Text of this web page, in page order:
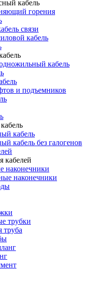
кабель
горения
связи
кабель
кабель
и подъемников
кабель
кабель без галогенов
кабелей
наконечники
наконечники
трубки
труба